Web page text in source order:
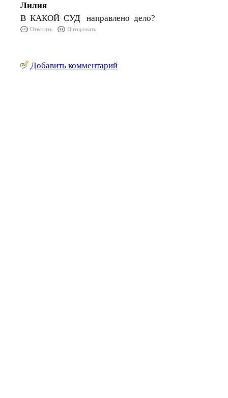
Лилия
В КАКОЙ СУД направлено дело?
Ответить Цитировать
Добавить комментарий